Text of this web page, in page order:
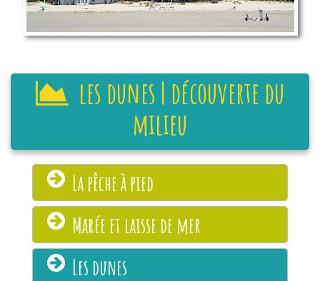
les dunes | découverte du
milieu
La pêche à pied
Marée et laisse de mer
Les dunes